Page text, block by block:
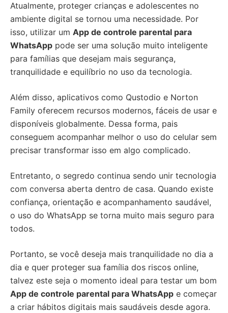
Atualmente, proteger crianças e adolescentes no
ambiente digital se tornou uma necessidade. Por
isso, utilizar um App de controle parental para
WhatsApp pode ser uma solução muito inteligente
para famílias que desejam mais segurança,
tranquilidade e equilíbrio no uso da tecnologia.
Além disso, aplicativos como Qustodio e Norton
Family oferecem recursos modernos, fáceis de usar e
disponíveis globalmente. Dessa forma, pais
conseguem acompanhar melhor o uso do celular sem
precisar transformar isso em algo complicado.
Entretanto, o segredo continua sendo unir tecnologia
com conversa aberta dentro de casa. Quando existe
confiança, orientação e acompanhamento saudável,
o uso do WhatsApp se torna muito mais seguro para
todos.
Portanto, se você deseja mais tranquilidade no dia a
dia e quer proteger sua família dos riscos online,
talvez este seja o momento ideal para testar um bom
App de controle parental para WhatsApp e começar
a criar hábitos digitais mais saudáveis desde agora.